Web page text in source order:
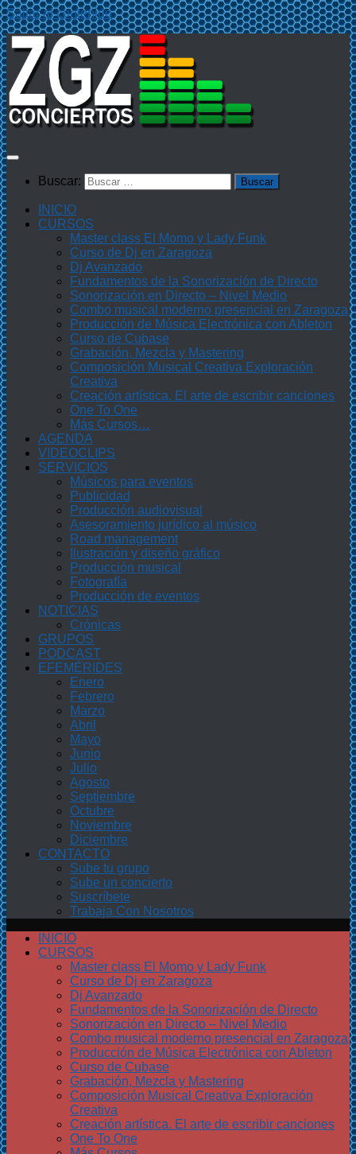
Saltar al contenido
Buscar:
INICIO
CURSOS
Master class El Momo y Lady Funk
Curso de Dj en Zaragoza
Dj Avanzado
Fundamentos de la Sonorización de Directo
Sonorización en Directo – Nivel Medio
Combo musical moderno presencial en Zaragoza
Producción de Música Electrónica con Ableton
Curso de Cubase
Grabación, Mezcla y Mastering
Composición Musical Creativa Exploración
Creativa
Creación artística. El arte de escribir canciones
One To One
Más Cursos…
AGENDA
VIDEOCLIPS
SERVICIOS
Músicos para eventos
Publicidad
Producción audiovisual
Asesoramiento jurídico al músico
Road management
Ilustración y diseño gráfico
Producción musical
Fotografía
Producción de eventos
NOTICIAS
Crónicas
GRUPOS
PODCAST
EFEMÉRIDES
Enero
Febrero
Marzo
Abril
Mayo
Junio
Julio
Agosto
Septiembre
Octubre
Noviembre
Diciembre
CONTACTO
Sube tu grupo
Sube un concierto
Suscríbete
Trabaja Con Nosotros
INICIO
CURSOS
Master class El Momo y Lady Funk
Curso de Dj en Zaragoza
Dj Avanzado
Fundamentos de la Sonorización de Directo
Sonorización en Directo – Nivel Medio
Combo musical moderno presencial en Zaragoza
Producción de Música Electrónica con Ableton
Curso de Cubase
Grabación, Mezcla y Mastering
Composición Musical Creativa Exploración
Creativa
Creación artística. El arte de escribir canciones
One To One